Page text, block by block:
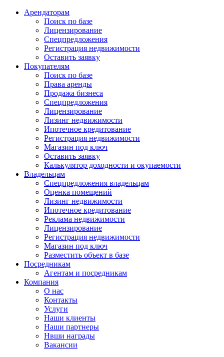
Арендаторам
Поиск по базе
Лицензирование
Спецпредложения
Регистрация недвижимости
Оставить заявку
Покупателям
Поиск по базе
Права аренды
Продажа бизнеса
Спецпредложения
Лицензирование
Лизинг недвижимости
Ипотечное кредитование
Регистрация недвижимости
Магазин под ключ
Оставить заявку
Калькулятор доходности и окупаемости
Владельцам
Спецпредложения владельцам
Оценка помещений
Лизинг недвижимости
Ипотечное кредитование
Реклама недвижимости
Лицензирование
Регистрация недвижимости
Магазин под ключ
Разместить объект в базе
Посредникам
Агентам и посредникам
Компания
О нас
Контакты
Услуги
Наши клиенты
Наши партнеры
Нвши награды
Вакансии